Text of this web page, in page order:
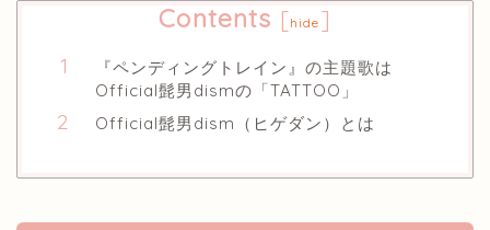
Contents [hide ]
『ペンディングトレイン』の主題歌は
Official髭男dismの「TATTOO」
Official髭男dism（ヒゲダン）とは